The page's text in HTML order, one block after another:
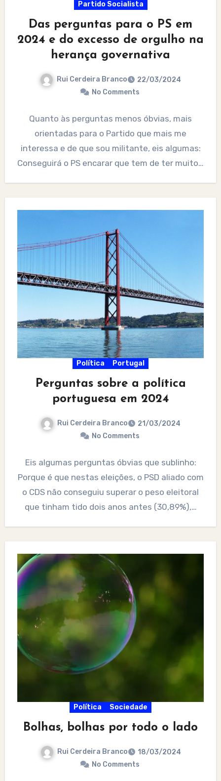
Partido Socialista
Das perguntas para o PS em
2024 e do excesso de orgulho na
herança governativa
Rui Cerdeira Branco
22/03/2024
No Comments
Quanto às perguntas menos óbvias, mais
orientadas para o Partido que mais me
interessa e de que sou militante, eis algumas:
Conseguirá o PS encarar que tem de ter muito…
Política Portugal
Perguntas sobre a política
portuguesa em 2024
Rui Cerdeira Branco
21/03/2024
No Comments
Eis algumas perguntas óbvias que sublinho:
Porque é que nestas eleições, o PSD aliado com
o CDS não conseguiu superar o peso eleitoral
que tinham tido dois anos antes (30,89%),…
Política Sociedade
Bolhas, bolhas por todo o lado
Rui Cerdeira Branco
18/03/2024
No Comments